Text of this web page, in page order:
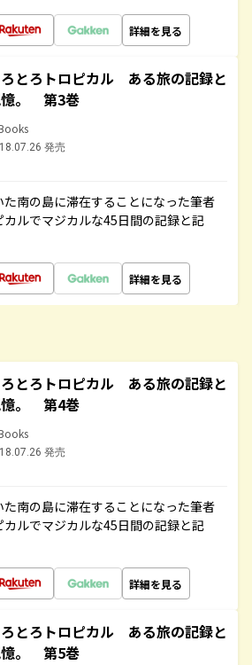
詳細を見る
とろトロピカル ある旅の記録と
。 第3巻
発売
南の島に滞在することになった筆者
ルでマジカルな45日間の記録と記
詳細を見る
とろトロピカル ある旅の記録と
。 第4巻
発売
南の島に滞在することになった筆者
ルでマジカルな45日間の記録と記
詳細を見る
とろトロピカル ある旅の記録と
。 第5巻